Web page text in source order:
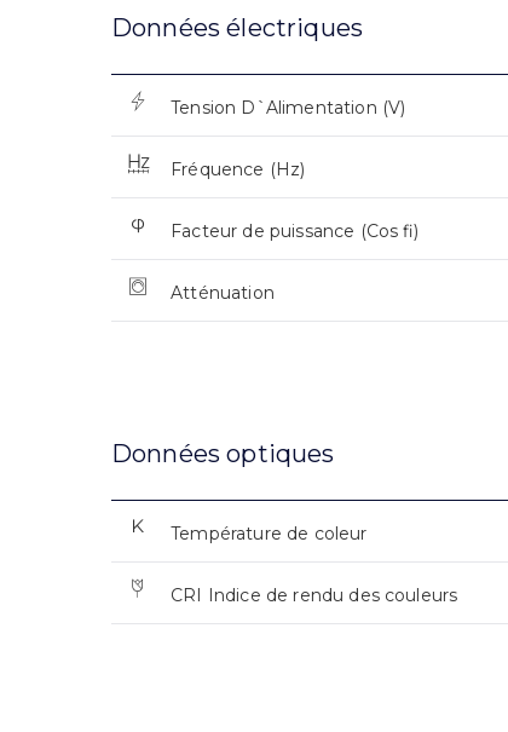
Données électriques
Tension D`Alimentation (V)
Fréquence (Hz)
Facteur de puissance (Cos fi)
Atténuation
Données optiques
Température de coleur
CRI Indice de rendu des couleurs